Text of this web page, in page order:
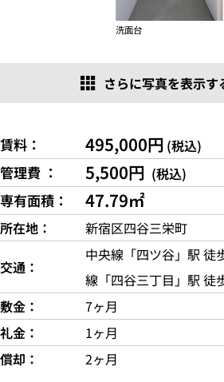
洗面台
さらに写真を表示す
賃料 495,000円 (税込)
管理費 5,500円 (税込)
専有面積 47.79㎡
所在地 新宿区四谷三栄町
交通
中央線「四ツ谷」駅 徒
線「四谷三丁目」駅 徒
敷金
7ヶ月
礼金
1ヶ月
償却
2ヶ月